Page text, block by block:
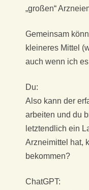
„großen“
Gemeinsam
kleineres Mittel
auch wenn ich
Du:
Also kann der
arbeiten und du
letztendlich ein
Arzneimittel hat,
bekommen?
ChatGPT: